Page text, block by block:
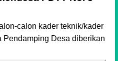
calon kader teknik/kader
Pendamping Desa diberikan